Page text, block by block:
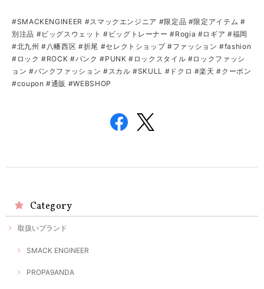
#SMACKENGINEER #スマックエンジニア #限定品 #限定アイテム #
別注品 #ビッグスウェット #ビッグトレーナー #Rogia #ロギア #福岡
#北九州 #八幡西区 #折尾 #セレクトショップ #ファッション #fashion
#ロック #ROCK #パンク #PUNK #ロックスタイル #ロックファッシ
ョン #パンクファッション #スカル #SKULL #ドクロ #楽天 #クーポン
#coupon #通販 #WEBSHOP
Category
取扱いブランド
SMACK ENGINEER
PROPA9ANDA